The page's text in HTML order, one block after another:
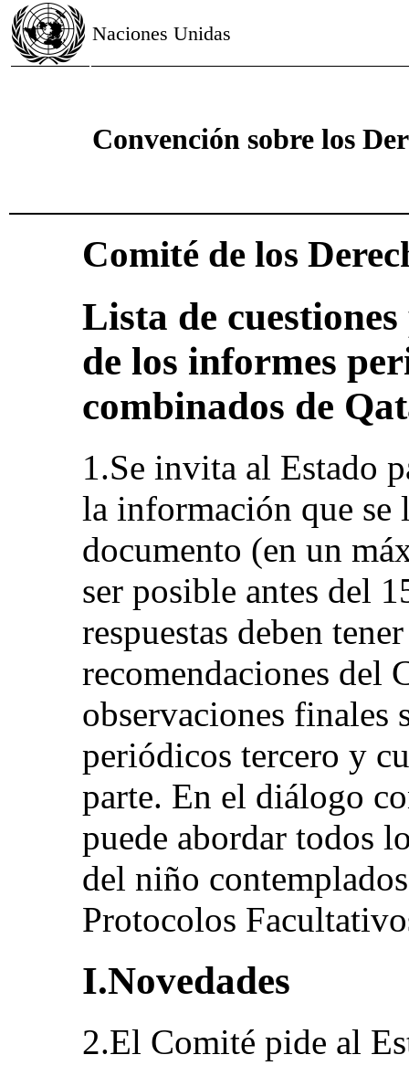
Naciones Unidas
Convención sobre los
Comité de los
Lista de
de los informes
combinados de
1.Se invita al Estado
la información que se
documento (en un
ser posible antes del
respuestas deben
recomendaciones del
observaciones finales
periódicos tercero y
parte. En el diálogo
puede abordar todos
del niño
Protocolos
I.Novedades
2.El Comité pide al